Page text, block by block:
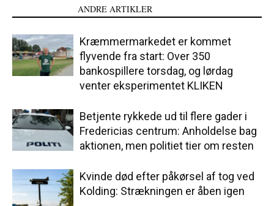
ANDRE ARTIKLER
Kræmmermarkedet er kommet
flyvende fra start: Over 350
bankospillere torsdag, og lørdag
venter eksperimentet KLIKEN
Betjente rykkede ud til flere gader i
Fredericias centrum: Anholdelse bag
aktionen, men politiet tier om resten
Kvinde død efter påkørsel af tog ved
Kolding: Strækningen er åben igen